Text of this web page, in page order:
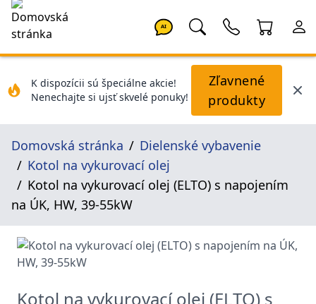
AI
K dispozícii sú špeciálne akcie!
Nenechajte si ujsť skvelé ponuky!
Zľavnené
produkty
Domovská stránka
Dielenské vybavenie
Kotol na vykurovací olej
Kotol na vykurovací olej (ELTO) s napojením
na ÚK, HW, 39-55kW
Kotol na vykurovací olej (ELTO) s